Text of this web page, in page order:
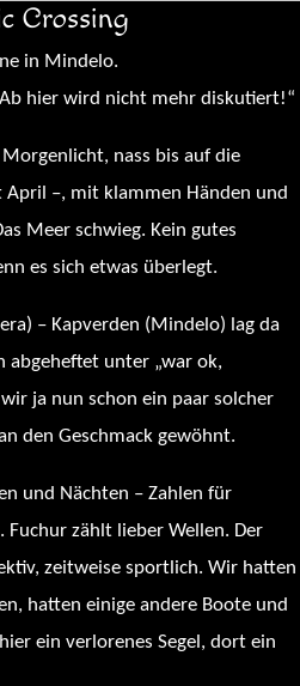
Crossing
in Mindelo.
hier wird nicht mehr diskutiert!“
nass bis auf die
April –, mit klammen Händen und
Meer schwieg. Kein gutes
es sich etwas überlegt.
– Kapverden (Mindelo) lag da
unter „war ok,
ja nun schon ein paar solcher
den Geschmack gewöhnt.
und Nächten – Zahlen für
Fuchur zählt lieber Wellen. Der
zeitweise sportlich. Wir hatten
hatten einige andere Boote und
ein verlorenes Segel, dort ein